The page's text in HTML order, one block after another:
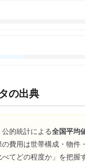
の出典
的統計による全国平均
の費用は世帯構成・物件
てどの程度か」を把握